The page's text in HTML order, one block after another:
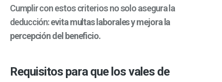
Cumplir con estos criterios no solo asegura la
deducción:evita multas laborales y mejora la
percepción del beneficio.
Requisitos para que los vales de